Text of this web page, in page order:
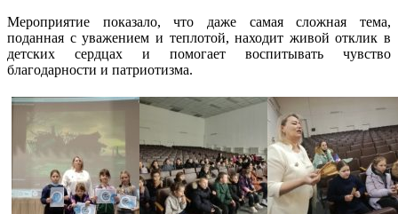
Мероприятие показало, что даже самая сложная тема,
поданная с уважением и теплотой, находит живой отклик в
детских сердцах и помогает воспитывать чувство
благодарности и патриотизма.